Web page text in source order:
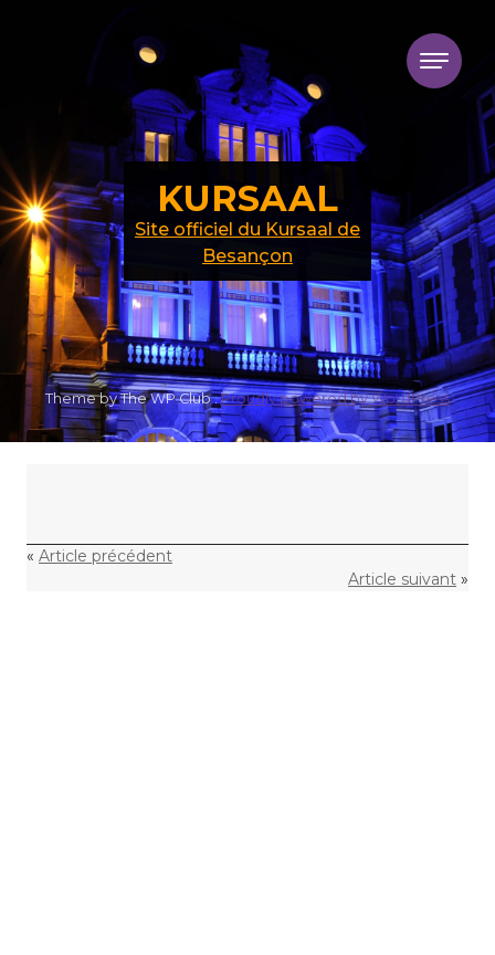
« Article précédent
Article suivant »
KURSAAL
Site officiel du Kursaal de
Besançon
Theme by The WP Club .Proudly powered by WordPress